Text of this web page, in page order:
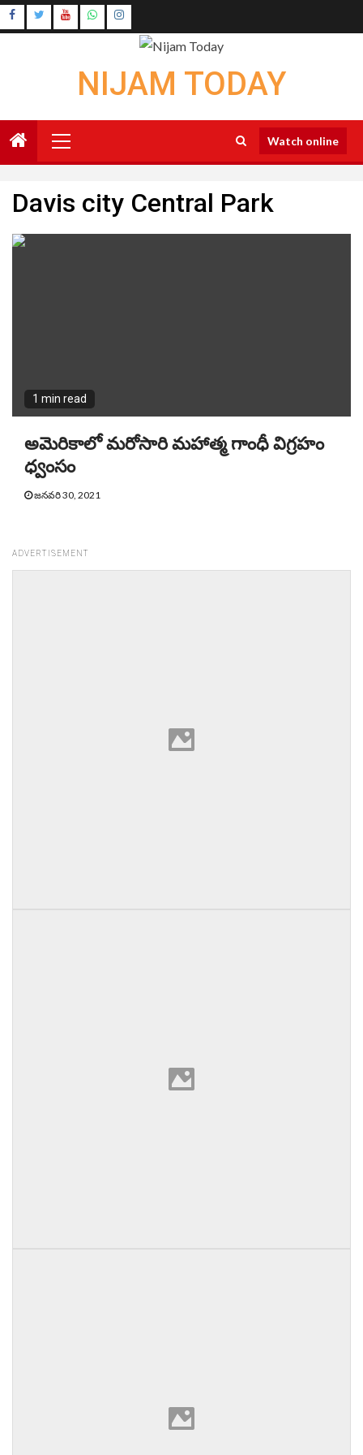
Skip
to
Instagram
NIJAM TODAY
Menu
Watch online
Davis city Central Park
1 min read
అమెరికాలో మరోసారి మహాత్మ గాంధీ విగ్రహం
ధ్వంసం
జనవరి 30, 2021
ADVERTISEMENT